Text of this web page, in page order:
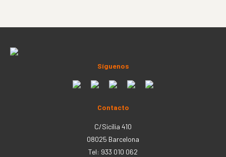
Síguenos
Contacto
C/Sicília 410
08025 Barcelona
Tel: 933 010 062